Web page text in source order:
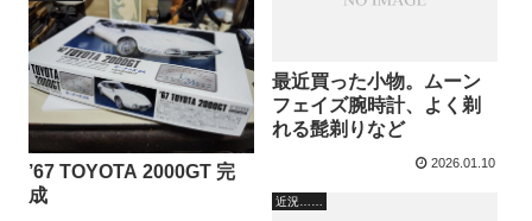
最近買った小物。ムーン
フェイズ腕時計、よく剃
れる髭剃りなど
2026.01.10
’67 TOYOTA 2000GT 完
成
近況……